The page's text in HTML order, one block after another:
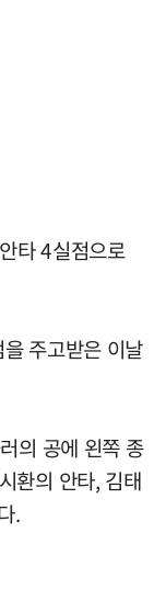
타 4실점으로
주고받은 이날
의 공에 왼쪽 종
환의 안타, 김태
.